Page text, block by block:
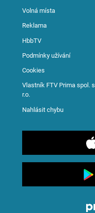
Volná místa
Reklama
HbbTV
Podmínky užívání
Cookies
Vlastník FTV Prima spol. s
r.o.
Nahlásit chybu